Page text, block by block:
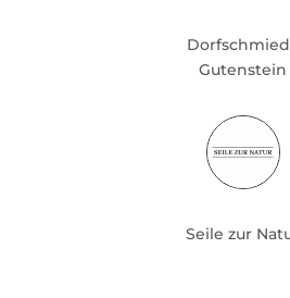
Gutenstein
Seile zur